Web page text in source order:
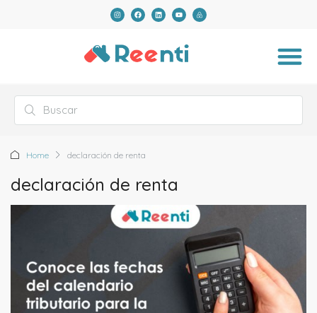
Home declaración de renta
declaración de renta